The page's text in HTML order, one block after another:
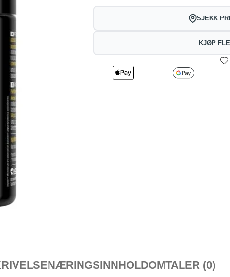
SJEKK
KJØP
2
161.37
3-4
NÆRINGSINNHOLDOMTALER (0)